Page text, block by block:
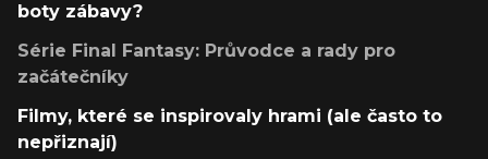
boty zábavy?
Série Final Fantasy: Průvodce a rady pro
začátečníky
Filmy, které se inspirovaly hrami (ale často to
nepřiznají)